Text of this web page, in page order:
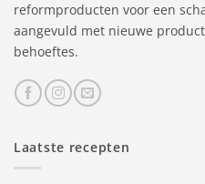
reformproducten voor een
aangevuld met nieuwe
behoeftes.
Laatste recepten